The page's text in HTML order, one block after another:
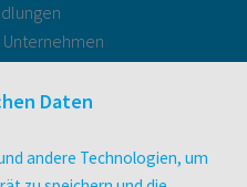
druckt.
Daten
andere Technologien, um